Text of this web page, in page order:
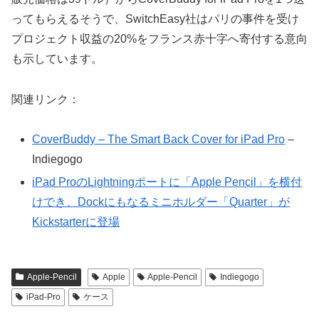
ってもらえるそうで、SwitchEasy社はパリの事件を受け
プロジェクト収益の20%をフランス赤十字へ寄付する意向
も示しています。
関連リンク：
CoverBuddy – The Smart Back Cover for iPad Pro –
Indiegogo
iPad ProのLightningポートに「Apple Pencil」を横付
けでき、Dockにもなるミニホルダー「Quarter」が
Kickstarterに登場
Apple-Pencil Apple Apple-Pencil
Indiegogo
iPad-Pro
ケース